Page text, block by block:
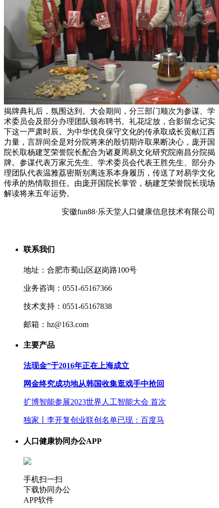
揭牌典礼后，氛围达到。大会期间，分三部门顺次为参谋、学
术委员会及部分办理团队颁布聘书。礼花绽放，合影留念记实
下这一严肃时辰。为中华优良保守文化的传承取成长贡献江西
力量，言辞间全是对分院将来的殷切期许取果断决心，庞开国
院长取杨建芝荣誉院长配合为诸夏周易文化研究院南昌分院揭
牌。参谋代表万家元先生、学术委员会代表王胜先生、部分办
理团队代表温雅荔密斯别离连系本身履历，传送了对易学文化
传承的热情取担任。由庞开国院长掌管，杨建芝荣誉院长现场
解读将来五年运势。
安徽fun88·乐天堂人口健康信息技术有限公司
联系我们
地址：合肥市蜀山区赵岗路100号
业务咨询：0551-65167366
技术支持：0551-65167838
邮箱：hz@163.com
主要产品
法现金”于2016年正在上海成立
网金终究成功地从韩国收集逛戏手中抢回
扩博智能参展2023世界人工智能大会 首次
独家丨李开复创业联创名单已现：百度马
人口健康协同办公APP
手机扫一扫
下载协同办公
APP软件